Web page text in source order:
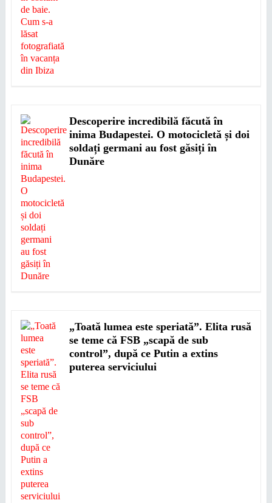
Descoperire incredibilă făcută în
inima Budapestei. O motocicletă și doi
soldați germani au fost găsiți în
Dunăre
„Toată lumea este speriată”. Elita rusă
se teme că FSB „scapă de sub
control”, după ce Putin a extins
puterea serviciului